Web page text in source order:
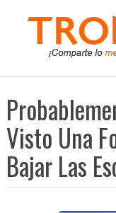
Visto Una
Bajar Las